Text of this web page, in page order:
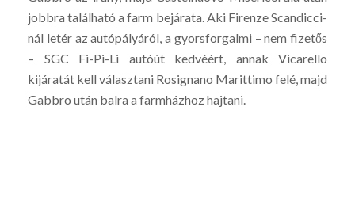
jobbra található a farm bejárata. Aki Firenze Scandicci-
nál letér az autópályáról, a gyorsforgalmi – nem fizetős
– SGC Fi-Pi-Li autóút kedvéért, annak Vicarello
kijáratát kell választani Rosignano Marittimo felé, majd
Gabbro után balra a farmházhoz hajtani.